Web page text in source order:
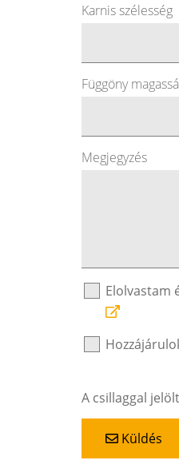
Karnis szélesség
Függöny
Megjegyzés
Elolvastam
A csillaggal
Küldés